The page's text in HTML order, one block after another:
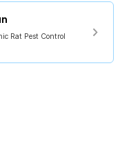
jangka waktu yang
dapat digunakan di
produk ini:
Rat Pest Control